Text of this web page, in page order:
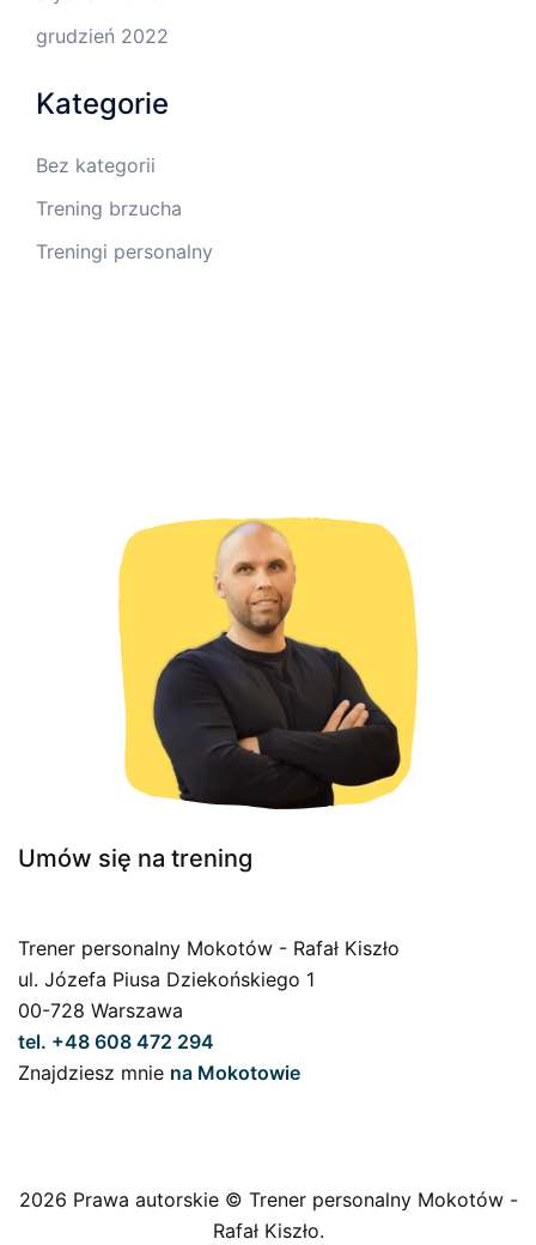
grudzień 2022
Kategorie
Bez kategorii
Trening brzucha
Treningi personalny
Umów się na trening
Trener personalny Mokotów - Rafał Kiszło
ul. Józefa Piusa Dziekońskiego 1
00-728 Warszawa
tel. +48 608 472 294
Znajdziesz mnie na Mokotowie
2026 Prawa autorskie © Trener personalny Mokotów -
Rafał Kiszło.